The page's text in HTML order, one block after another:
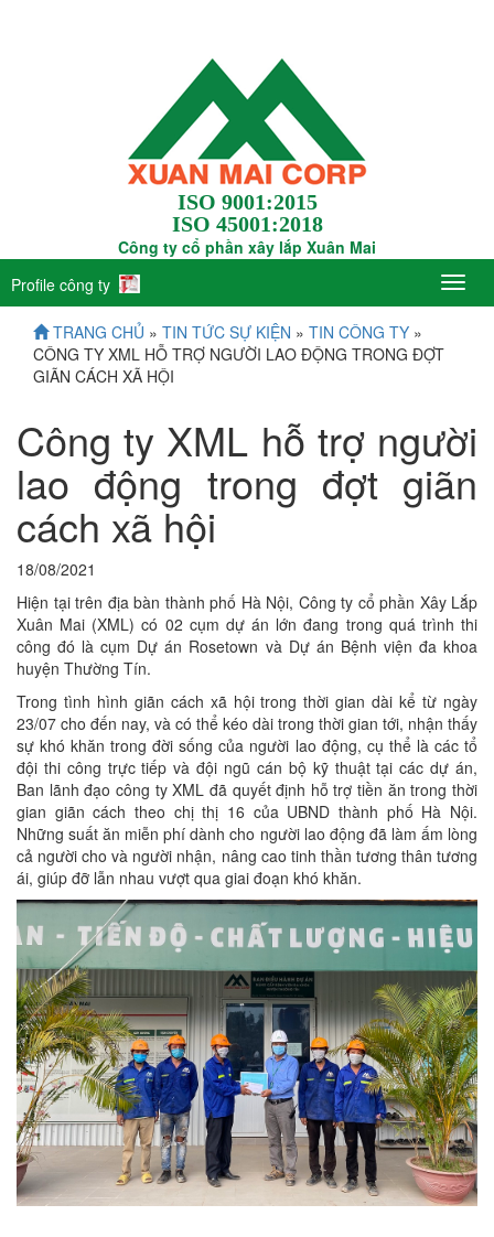
ISO 9001:2015
ISO 45001:2018
Công ty cổ phần xây lắp Xuân Mai
Profile công ty
TRANG CHỦ » TIN TỨC SỰ KIỆN » TIN CÔNG TY »
CÔNG TY XML HỖ TRỢ NGƯỜI LAO ĐỘNG TRONG ĐỢT
GIÃN CÁCH XÃ HỘI
Công ty XML hỗ trợ người
lao động trong đợt giãn
cách xã hội
18/08/2021
Hiện tại trên địa bàn thành phố Hà Nội, Công ty cổ phần Xây Lắp
Xuân Mai (XML) có 02 cụm dự án lớn đang trong quá trình thi
công đó là cụm Dự án Rosetown và Dự án Bệnh viện đa khoa
huyện Thường Tín.
Trong tình hình giãn cách xã hội trong thời gian dài kể từ ngày
23/07 cho đến nay, và có thể kéo dài trong thời gian tới, nhận thấy
sự khó khăn trong đời sống của người lao động, cụ thể là các tổ
đội thi công trực tiếp và đội ngũ cán bộ kỹ thuật tại các dự án,
Ban lãnh đạo công ty XML đã quyết định hỗ trợ tiền ăn trong thời
gian giãn cách theo chị thị 16 của UBND thành phố Hà Nội.
Những suất ăn miễn phí dành cho người lao động đã làm ấm lòng
cả người cho và người nhận, nâng cao tinh thần tương thân tương
ái, giúp đỡ lẫn nhau vượt qua giai đoạn khó khăn.